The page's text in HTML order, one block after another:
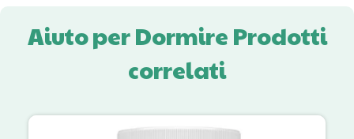
Aiuto per Dormire Prodotti
correlati